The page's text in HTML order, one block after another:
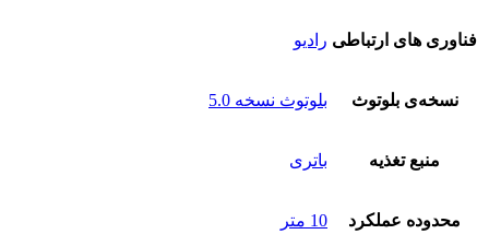
فناوری های ارتباطی رادیو
نسخه‌ی بلوتوث بلوتوث نسخه 5.0
منبع تغذیه باتری
محدوده عملکرد 10 متر